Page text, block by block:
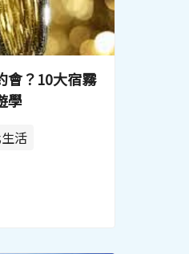
會？10大宿霧
學
活